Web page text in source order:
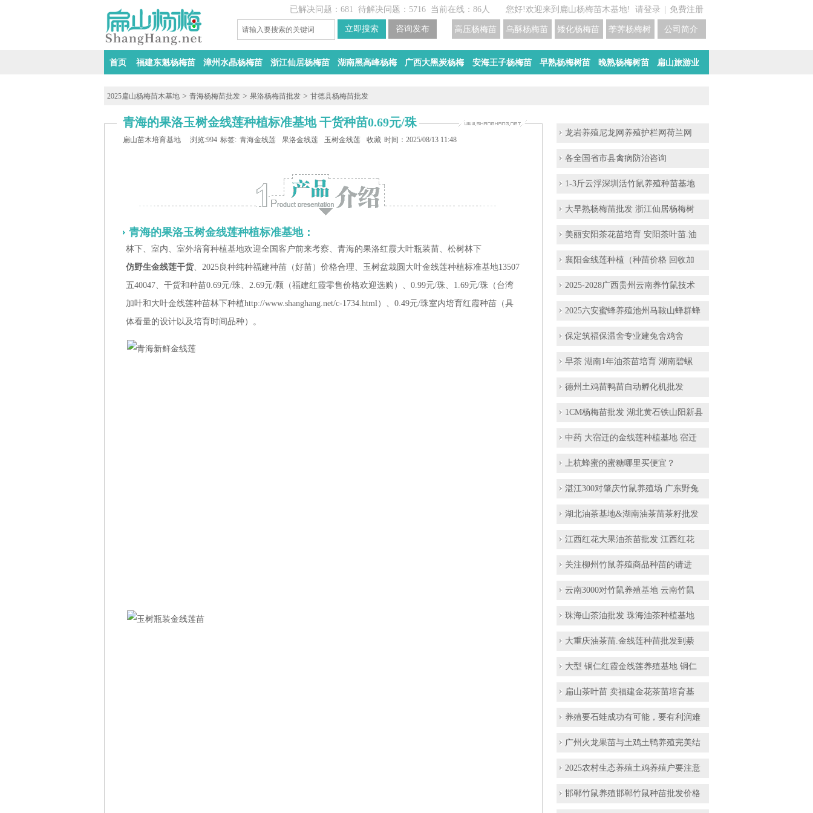
您好!欢迎来到扁山杨梅苗木基地! 请登录 免费注册
已解决问题：681 待解决问题：5716 当前在线：86人
公司简介
荸荠杨梅树苗培育
矮化杨梅苗价格
乌酥杨梅苗培育基地
高压杨梅苗
首页 福建东魁杨梅苗 漳州水晶杨梅苗 浙江仙居杨梅苗 湖南黑高峰杨梅 广西大黑炭杨梅 安海王子杨梅苗 早熟杨梅树苗 晚熟杨梅树苗 扁山旅游业
2025扁山杨梅苗木基地 > 青海杨梅苗批发 > 果洛杨梅苗批发 > 甘德县杨梅苗批发
青海的果洛玉树金线莲种植标准基地 干货种苗0.69元/珠
扁山苗木培育基地 浏览:994 标签: 青海金线莲干货批发果洛金线莲种植玉树金线莲种植基地
收藏 时间：2025/08/13 11:48
青海的果洛玉树金线莲种植标准基地：
林下、室内、室外培育种植基地欢迎全国客户前来考察、青海的果洛红霞大叶瓶装苗、松树林下
仿野生金线莲干货、2025良种纯种福建种苗（好苗）价格合理、玉树盆栽圆大叶金线莲种植标准基地13507
五40047、干货和种苗0.69元/珠、2.69元/颗（福建红霞零售价格欢迎选购）、0.99元/珠、1.69元/珠（台湾
加叶和大叶金线莲种苗林下种植http://www.shanghang.net/c-1734.html）、0.49元/珠室内培育红霞种苗（具
体看量的设计以及培育时间品种）。
龙岩养殖尼龙网养殖护栏网荷兰网
各全国省市县禽病防治咨询
1-3斤云浮深圳活竹鼠养殖种苗基地
大早熟杨梅苗批发 浙江仙居杨梅树
美丽安阳茶花苗培育 安阳茶叶苗.油
襄阳金线莲种植（种苗价格 回收加
2025-2028广西贵州云南养竹鼠技术
2025六安蜜蜂养殖池州马鞍山蜂群蜂
保定筑福保温舍专业建兔舍鸡舍
早茶 湖南1年油茶苗培育 湖南碧螺
德州土鸡苗鸭苗自动孵化机批发
1CM杨梅苗批发 湖北黄石铁山阳新县
中药 大宿迁的金线莲种植基地 宿迁
上杭蜂蜜的蜜糖哪里买便宜？
湛江300对肇庆竹鼠养殖场 广东野兔
湖北油茶基地&湖南油茶苗茶籽批发
江西红花大果油茶苗批发 江西红花
关注柳州竹鼠养殖商品种苗的请进
云南3000对竹鼠养殖基地 云南竹鼠
珠海山茶油批发 珠海油茶种植基地
大重庆油茶苗.金线莲种苗批发到綦
大型 铜仁红霞金线莲养殖基地 铜仁
扁山茶叶苗 卖福建金花茶苗培育基
养殖要石蛙成功有可能，要有利润难
广州火龙果苗与土鸡土鸭养殖完美结
2025农村生态养殖土鸡养殖户要注意
邯郸竹鼠养殖邯郸竹鼠种苗批发价格